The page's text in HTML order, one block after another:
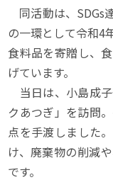
同活動は、SDGs
の一環として令和4
食料品を寄贈し、
げています。
当日は、小島成
クあつぎ」を訪問
点を手渡しました
け、廃棄物の削減
です。